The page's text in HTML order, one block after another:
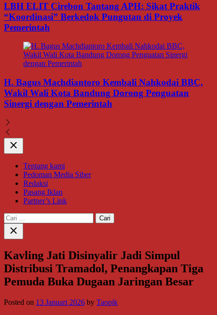
LBH ELIT Cirebon Tantang APH: Sikat Praktik
“Koordinasi” Berkedok Pungutan di Proyek
Pemerintah
H. Bagus Machdiantoro Kembali Nahkodai BBC,
Wakil Wali Kota Bandung Dorong Penguatan
Sinergi dengan Pemerintah
Close
Tentang kami
Pedoman Media Siber
Redaksi
Pasang Iklan
Partner’s Link
Cari
untuk:
Close
search
Kavling Jati Disinyalir Jadi Simpul
Distribusi Tramadol, Penangkapan Tiga
Pemuda Buka Dugaan Jaringan Besar
Posted on 13 Januari 2026 by Taopik